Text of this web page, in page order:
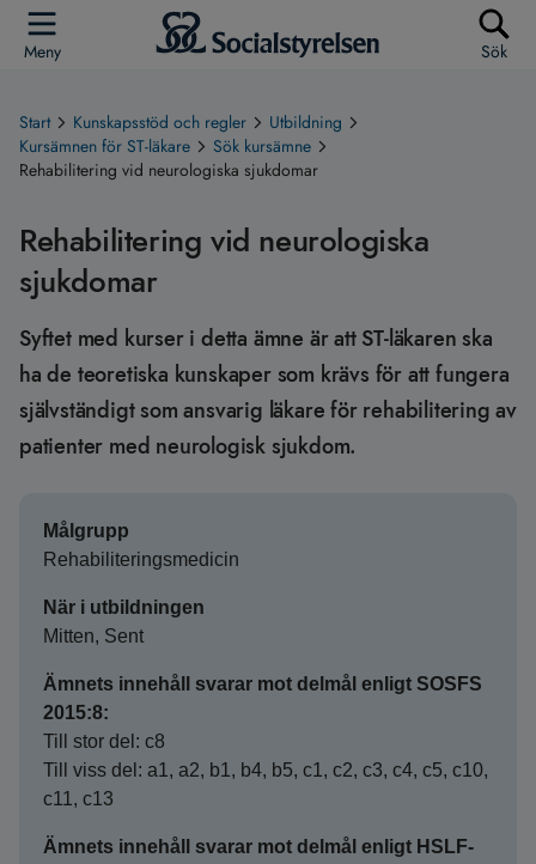
Meny Sök
Start Kunskapsstöd och regler
Utbildning
Kursämnen för ST-läkare
Sök kursämne
Rehabilitering vid neurologiska sjukdomar
Rehabilitering vid neurologiska
sjukdomar
Syftet med kurser i detta ämne är att ST-läkaren ska
ha de teoretiska kunskaper som krävs för att fungera
självständigt som ansvarig läkare för rehabilitering av
patienter med neurologisk sjukdom.
Målgrupp
Rehabiliteringsmedicin
När i utbildningen
Mitten, Sent
Ämnets innehåll svarar mot delmål enligt SOSFS
2015:8:
Till stor del: c8
Till viss del: a1, a2, b1, b4, b5, c1, c2, c3, c4, c5, c10,
c11, c13
Ämnets innehåll svarar mot delmål enligt HSLF-